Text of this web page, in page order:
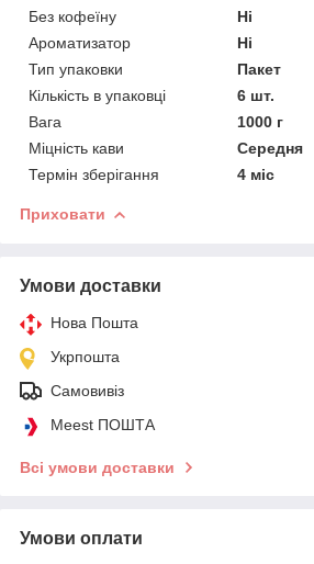
Без кофеїну
Ні
Ароматизатор
Ні
Тип упаковки
Пакет
Кількість в упаковці
6 шт.
Вага
1000 г
Міцність кави
Середня
Термін зберігання
4 міс
Приховати
Умови доставки
Нова Пошта
Укрпошта
Самовивіз
Meest ПОШТА
Всі умови доставки
Умови оплати